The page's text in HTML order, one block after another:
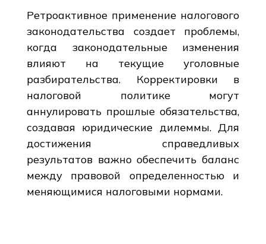
Ретроактивное применение налогового
законодательства создает проблемы,
когда законодательные изменения
влияют на текущие уголовные
разбирательства. Корректировки в
налоговой политике могут
аннулировать прошлые обязательства,
создавая юридические дилеммы. Для
достижения справедливых
результатов важно обеспечить баланс
между правовой определенностью и
меняющимися налоговыми нормами.